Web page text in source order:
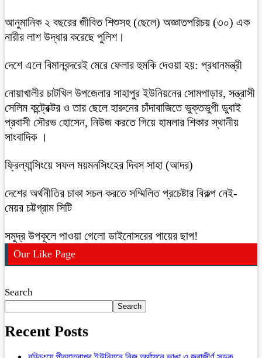
আনুমানিক ২ বছরের জীবিত শিশুসহ (ছেলে) অজ্ঞাতপরিচয় (৩০) এক
নারীর লাশ উদ্ধার করেছে পুলিশ।
দেশে এলে বিমানবন্দরেই মেরে ফেলার হুমকি দেওয়া হয়: প্রধানমন্ত্রী
নোয়াখালীর চাটখিল উপজেলার সাহাপুর ইউনিয়নের সোমপাড়ার, সন্ত্রাসী
সেলিম কন্ট্রেক্টর ও তার ছেলে হারুনের চাঁদাবাজিতে ভুক্তভুগী ডুবাই
প্রবাসী সৌরভ হোসেন, নিউজ করতে গিয়ে হামলার শিকার স্থানীয়
সাংবাদিক ।
ফ্রিল্যান্সিংয়ে সফল ময়মনসিংহের দিবস সাহা (আদর)
দেশের অর্থনীতির চাকা সচল করতে সম্মিলিত প্রচেষ্টার বিকল্প নেই-
মেয়র চট্টগ্রাম সিটি
সমুদ্র উপকূলে পাওয়া গেলো ডাইনোসরের পায়ের ছাপ!
Our Like Page
Search
Search
Recent Posts